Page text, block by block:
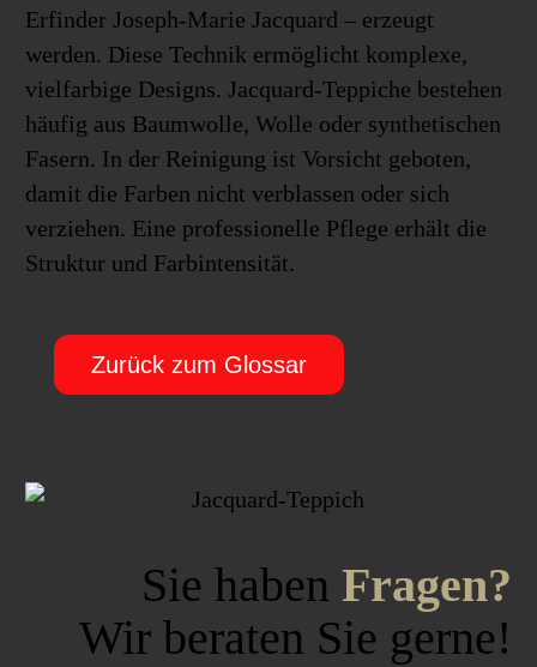
Erfinder Joseph-Marie Jacquard – erzeugt
werden. Diese Technik ermöglicht komplexe,
vielfarbige Designs. Jacquard-Teppiche bestehen
häufig aus Baumwolle, Wolle oder synthetischen
Fasern. In der Reinigung ist Vorsicht geboten,
damit die Farben nicht verblassen oder sich
verziehen. Eine professionelle Pflege erhält die
Struktur und Farbintensität.
Zurück zum Glossar
Sie haben Fragen?
Wir beraten Sie gerne!